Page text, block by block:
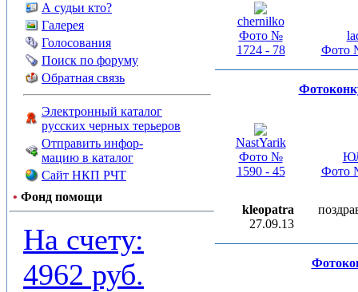
А судьи кто?
Галерея
Голосования
Поиск по форуму
Обратная связь
Электронный каталог
русских черных терьеров
Отправить инфор-
мацию в каталог
Сайт НКП РЧТ
• Фонд помощи
На счету:
4962 руб.
chernilko
Фото №
1724 - 78
Фото
NastYarik
Фото №
1590 - 45
Фото
kleopatra
27.09.13